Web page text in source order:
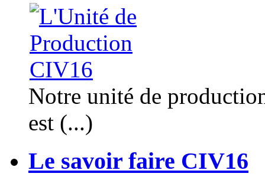
Notre unité de
est (...)
Le savoir faire CIV16